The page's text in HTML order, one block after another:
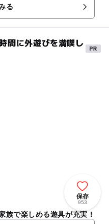
る
間に外遊びを満喫し
保存
953
族で楽しめる遊具が充実！